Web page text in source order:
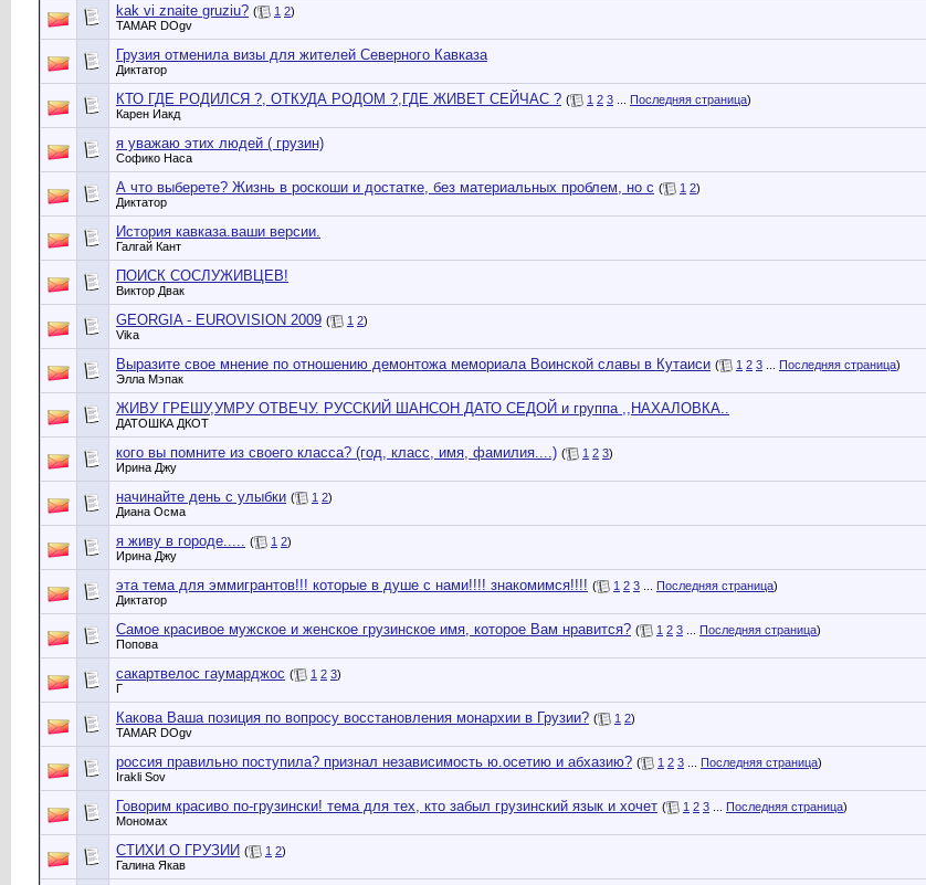
kak vi znaite gruziu? ( 1 2)
TAMAR DОgv
Грузия отменилa визы для жителей Северного Кавказа
Диктатор
КТО ГДЕ РОДИЛСЯ ?, ОТКУДА РОДОМ ?,ГДЕ ЖИВЕТ СЕЙЧАС ? ( 1 2 3 Последняя страница)
Карен Иакд
я уважаю этих людей ( грузин)
Софико Наса
А что выберете? Жизнь в роскоши и достатке, без материальных проблем, но с ( 1 2)
Диктатор
История кавказа.ваши версии.
Галгай Кант
ПОИСК СОСЛУЖИВЦЕВ!
Виктор Двак
GEORGIA - EUROVISION 2009 ( 1 2)
Vika
Выразите свое мнение по отношению демонтожа мемориала Воинской славы в Кутаиси ( 1 2 3 Последняя страница)
Элла Мэпак
ЖИВУ ГРЕШУ,УМРУ ОТВЕЧУ. РУССКИЙ ШАНСОН ДАТО СЕДОЙ и группа ,,НАХАЛОВКА..
ДАТОШКА ДКОТ
кого вы помните из своего класса? (год, класс, имя, фамилия....) ( 1 2 3)
Ирина Джу
начинайте день с улыбки ( 1 2)
Диана Осма
я живу в городе..... ( 1 2)
Ирина Джу
эта тема для эммигрантов!!! которые в душе с нами!!!! знакомимся!!!! ( 1 2 3 Последняя страница)
Диктатор
Самое красивое мужское и женское грузинское имя, которое Вам нравится? ( 1 2 3 Последняя страница)
Попова
сакартвелос гаумарджос ( 1 2 3)
Г
Какова Ваша позиция по вопросу восстановления монархии в Грузии? ( 1 2)
TAMAR DОgv
россия правильно поступила? признал независимость ю.осетию и абхазию? ( 1 2 3 Последняя страница)
Irakli Sov
Говорим красиво по-грузински! тема для тех, кто забыл грузинский язык и хочет ( 1 2 3 Последняя страница)
Мономах
СТИХИ О ГРУЗИИ ( 1 2)
Галина Якав